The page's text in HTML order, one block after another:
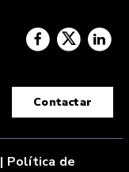
Contactar
Política de